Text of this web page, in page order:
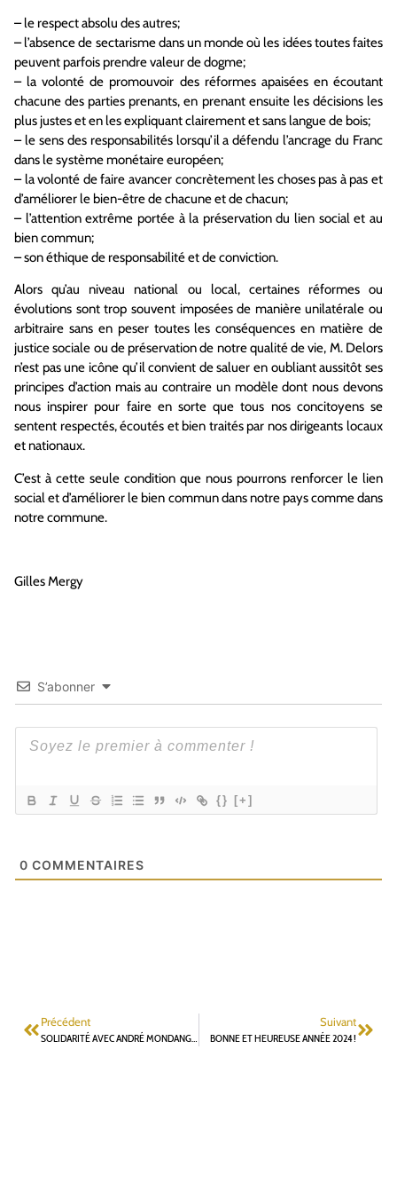
– le respect absolu des autres;
– l’absence de sectarisme dans un monde où les idées toutes faites
peuvent parfois prendre valeur de dogme;
– la volonté de promouvoir des réformes apaisées en écoutant
chacune des parties prenants, en prenant ensuite les décisions les
plus justes et en les expliquant clairement et sans langue de bois;
– le sens des responsabilités lorsqu’il a défendu l’ancrage du Franc
dans le système monétaire européen;
– la volonté de faire avancer concrètement les choses pas à pas et
d’améliorer le bien-être de chacune et de chacun;
– l’attention extrême portée à la préservation du lien social et au
bien commun;
– son éthique de responsabilité et de conviction.
Alors qu’au niveau national ou local, certaines réformes ou
évolutions sont trop souvent imposées de manière unilatérale ou
arbitraire sans en peser toutes les conséquences en matière de
justice sociale ou de préservation de notre qualité de vie, M. Delors
n’est pas une icône qu’il convient de saluer en oubliant aussitôt ses
principes d’action mais au contraire un modèle dont nous devons
nous inspirer pour faire en sorte que tous nos concitoyens se
sentent respectés, écoutés et bien traités par nos dirigeants locaux
et nationaux.
C’est à cette seule condition que nous pourrons renforcer le lien
social et d’améliorer le bien commun dans notre pays comme dans
notre commune.
GillesMergy
S’abonner
{} [+]
0 COMMENTAIRES
Précédent Suivant
BONNE ET HEUREUSE ANNÉE 2024 !